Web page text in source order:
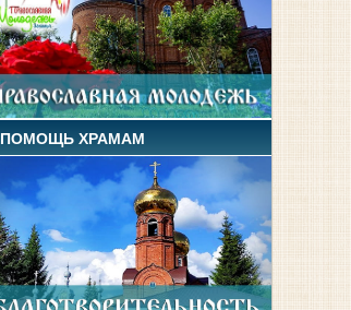
ПОМОЩЬ ХРАМАМ